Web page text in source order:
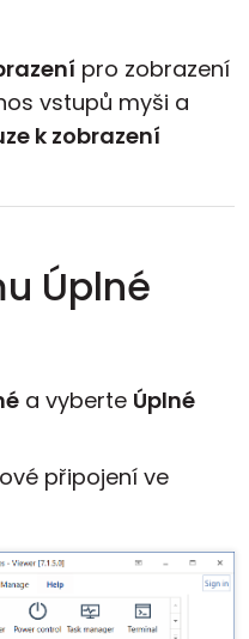
pro zobrazení
vstupů myši a
k zobrazení
Úplné
a vyberte Úplné
připojení ve